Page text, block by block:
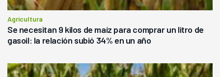
Agricultura
Se necesitan 9 kilos de maíz para comprar un litro de
gasoil: la relación subió 34% en un año